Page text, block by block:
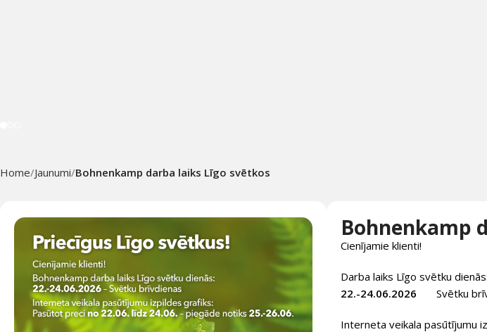
Home Jaunumi Bohnenkamp darba laiks Līgo svētkos
Bohnenkamp
Cienījamie klienti!
Darba laiks Līgo svētku dienās:
22.-24.06.2026 Svētku
Interneta veikala pasūtījumu